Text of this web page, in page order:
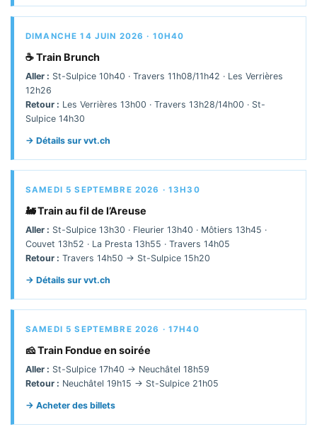
DIMANCHE 14 JUIN 2026 · 10H40
☕ Train Brunch
Aller : St-Sulpice 10h40 · Travers 11h08/11h42 · Les Verrières
12h26
Retour : Les Verrières 13h00 · Travers 13h28/14h00 · St-
Sulpice 14h30
→ Détails sur vvt.ch
SAMEDI 5 SEPTEMBRE 2026 · 13H30
🚂 Train au fil de l’Areuse
Aller : St-Sulpice 13h30 · Fleurier 13h40 · Môtiers 13h45 ·
Couvet 13h52 · La Presta 13h55 · Travers 14h05
Retour : Travers 14h50 → St-Sulpice 15h20
→ Détails sur vvt.ch
SAMEDI 5 SEPTEMBRE 2026 · 17H40
🧀 Train Fondue en soirée
Aller : St-Sulpice 17h40 → Neuchâtel 18h59
Retour : Neuchâtel 19h15 → St-Sulpice 21h05
→ Acheter des billets